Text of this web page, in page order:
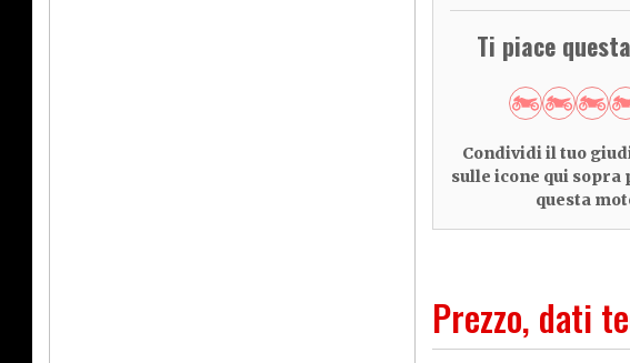
Ti piace
Condividi il tuo
sulle icone qui sopra
questa
Prezzo, dati